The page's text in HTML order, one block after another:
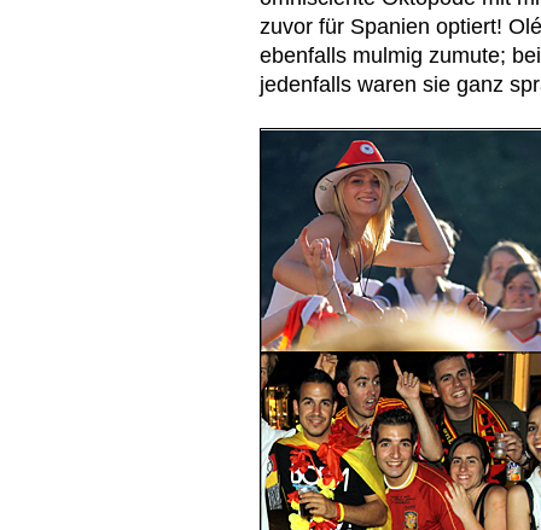
zuvor für Spanien optiert!
ebenfalls mulmig zumute;
jedenfalls waren sie ganz